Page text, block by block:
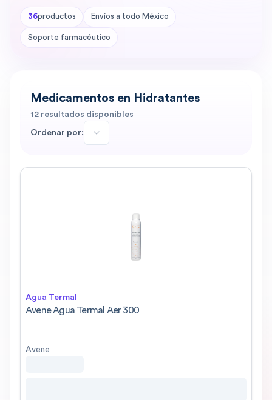
36productos Envíos a todo México
Soporte farmacéutico
Medicamentos en Hidratantes
12 resultados disponibles
Ordenar por:
Agua Termal
Avene Agua Termal Aer 300
Avene